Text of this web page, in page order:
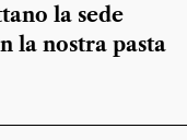
la sede
la nostra pasta